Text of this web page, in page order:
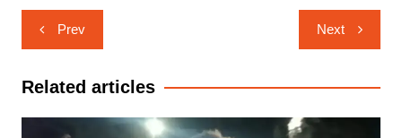
Post
navigation
Prev Next
Related articles